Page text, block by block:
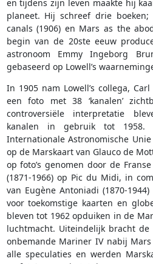
en tijdens zijn leven maakte hij
planeet. Hij schreef drie
canals (1906) en Mars as the
begin van de 20ste eeuw
astronoom Emmy Ingeborg
gebaseerd op Lowell’s
In 1905 nam Lowell’s collega,
een foto met 38 ‘kanalen’
controversiële interpretatie
kanalen in gebruik tot
Internationale Astronomische
op de Marskaart van Glauco de
op foto’s genomen door de
(1871-1966) op Pic du Midi, in
van Eugène Antoniadi (1870-
voor toekomstige kaarten en
bleven tot 1962 opduiken in de
luchtmacht. Uiteindelijk bracht de
onbemande Mariner IV nabij
alle speculaties en werden